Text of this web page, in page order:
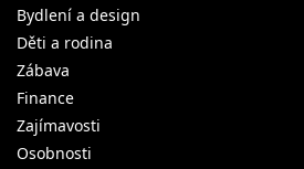
Bydlení a design
Děti a rodina
Zábava
Finance
Zajímavosti
Osobnosti